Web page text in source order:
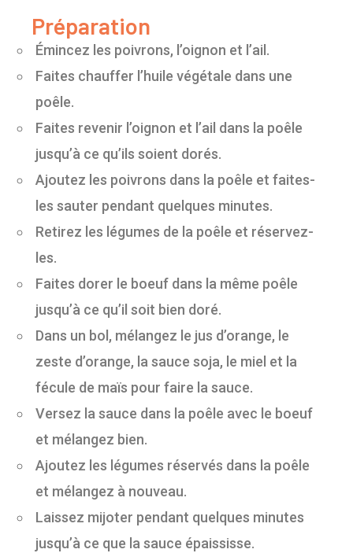
Préparation
Émincez les poivrons, l’oignon et l’ail.
Faites chauffer l’huile végétale dans une
poêle.
Faites revenir l’oignon et l’ail dans la poêle
jusqu’à ce qu’ils soient dorés.
Ajoutez les poivrons dans la poêle et faites-
les sauter pendant quelques minutes.
Retirez les légumes de la poêle et réservez-
les.
Faites dorer le boeuf dans la même poêle
jusqu’à ce qu’il soit bien doré.
Dans un bol, mélangez le jus d’orange, le
zeste d’orange, la sauce soja, le miel et la
fécule de maïs pour faire la sauce.
Versez la sauce dans la poêle avec le boeuf
et mélangez bien.
Ajoutez les légumes réservés dans la poêle
et mélangez à nouveau.
Laissez mijoter pendant quelques minutes
jusqu’à ce que la sauce épaississe.